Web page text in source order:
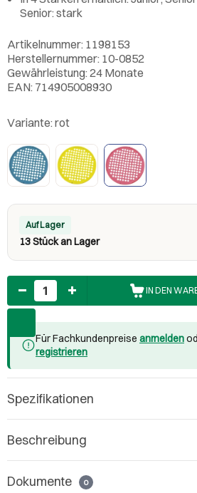
Senior: stark
Artikelnummer: 1198153
Herstellernummer: 10-0852
Gewährleistung: 24 Monate
EAN: 714905008930
Variante: rot
Auf Lager
13 Stück an Lager
Anzahl
IN DEN
Für Fachkundenpreise anmelden
registrieren
Spezifikationen
Beschreibung
Dokumente 0